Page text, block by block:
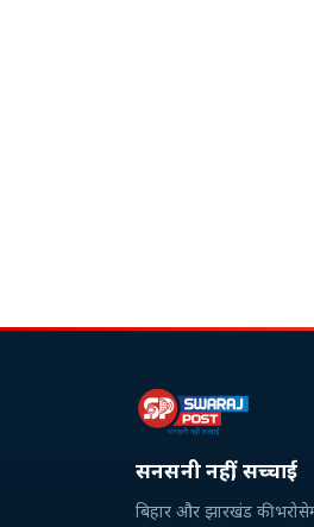
सनसनी नहीं, सच्चाई
बिहार और झारखंड की